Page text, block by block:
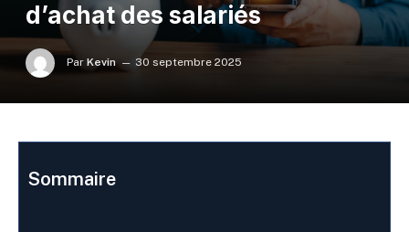
d’achat des salariés
Par Kevin 30 septembre 2025
Sommaire